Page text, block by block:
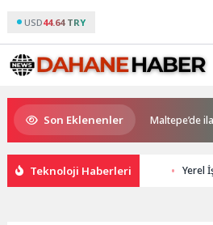
USD44.64 TRY
Son Eklenenler
Sıkı Denetim Maltepe’de
Teknoloji Haberleri Yerel